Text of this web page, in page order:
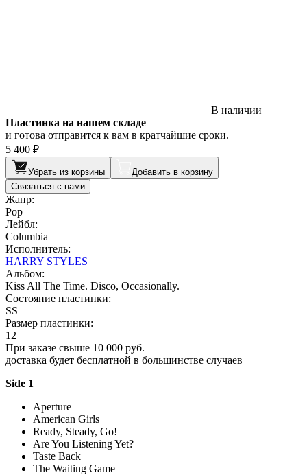
В наличии
Пластинка на нашем складе
и готова отправится к вам в кратчайшие сроки.
5 400 ₽
Убрать из корзины
Добавить в корзину
Связаться с нами
Жанр:
Pop
Лейбл:
Columbia
Исполнитель:
HARRY STYLES
Альбом:
Kiss All The Time. Disco, Occasionally.
Состояние пластинки:
SS
Размер пластинки:
12
При заказе свыше 10 000 руб.
доставка будет бесплатной в большинстве случаев
Side 1
Aperture
American Girls
Ready, Steady, Go!
Are You Listening Yet?
Taste Back
The Waiting Game